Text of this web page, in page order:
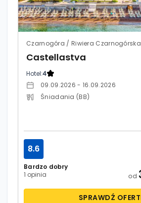
Czarnogóra / Riwiera
Castellastva
Hotel:4
09.09.2026 - 16.09.2026
Śniadania (BB)
Bardzo dobry
1 opinia
8.6
od
SPRAWDŹ